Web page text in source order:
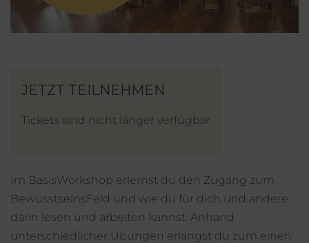
Mein Account
Instagram
Tickets sind nicht länger verfügbar
Im BasisWorkshop erlernst du den Zugang zum
BewusstseinsFeld und wie du für dich und andere
darin lesen und arbeiten kannst. Anhand
unterschiedlicher Übungen erlangst du zum einen